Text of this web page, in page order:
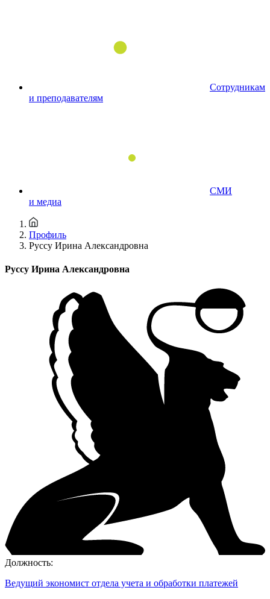
Сотрудникам
и преподавателям
СМИ
и медиа
Профиль
Руссу Ирина Александровна
Руссу Ирина Александровна
Должность:
Ведущий экономист отдела учета и обработки платежей